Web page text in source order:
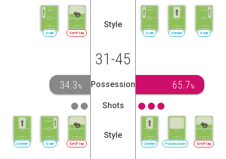
SetPlay
Side
Style
Side Center Side
31-45
34.3 % Possession 65.7%
Shots
SetPlay
Side
Center
Style
Center Possession SetPlay